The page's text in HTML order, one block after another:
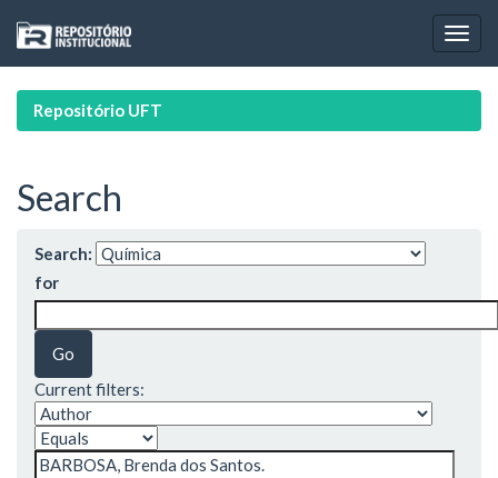
navigation
Repositório UFT
Search
Search:
for
Current filters: